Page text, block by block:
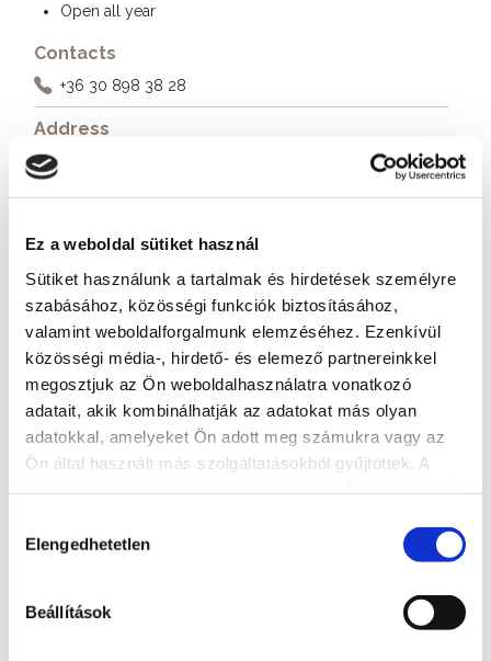
Ez a weboldal sütiket használ
Sütiket használunk a tartalmak és hirdetések személyre
szabásához, közösségi funkciók biztosításához,
valamint weboldalforgalmunk elemzéséhez. Ezenkívül
közösségi média-, hirdető- és elemező partnereinkkel
megosztjuk az Ön weboldalhasználatra vonatkozó
adatait, akik kombinálhatják az adatokat más olyan
adatokkal, amelyeket Ön adott meg számukra vagy az
Ön által használt más szolgáltatásokból gyűjtöttek. A
kiválasztása
Elengedhetetlen
Beállítások
Open all year
Contacts
+36 30 898 38 28
Address
8600 Siófok, Beszédes József sétány 83.
Website
http://club218.hu/
More accommodations